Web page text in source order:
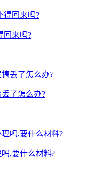
回来吗?
了怎么办?
,要什么材料?